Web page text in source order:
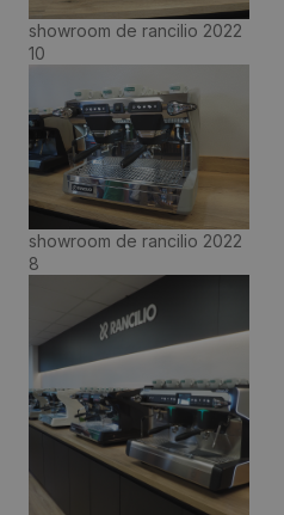
showroom de rancilio 2022
10
showroom de rancilio 2022
8